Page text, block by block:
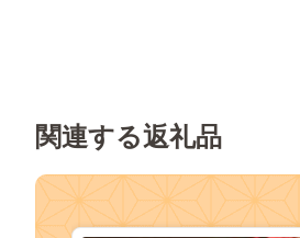
関連する返礼品